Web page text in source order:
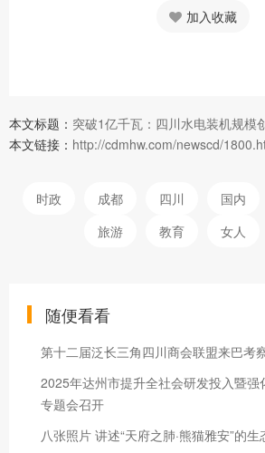
加入收藏
本文标题： 突破1亿千瓦：四川水电装机规模
本文链接： http://cdmhw.com/newscd/
时政 成都 四川 国内
旅游
教育 女人
随便看看
第十二届泛长三角四川商会联盟来巴考
2025年达州市提升全社会研发投入暨强
专题会召开
八张照片 讲述“天府之肺·熊猫雅安”的生